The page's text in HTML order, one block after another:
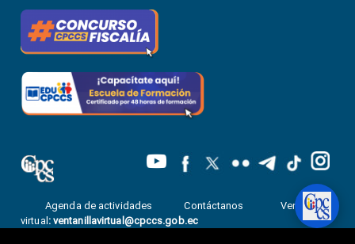
Agenda de actividades Contáctanos
Ventanilla
virtual : ventanillavirtual@cpccs.gob.ec